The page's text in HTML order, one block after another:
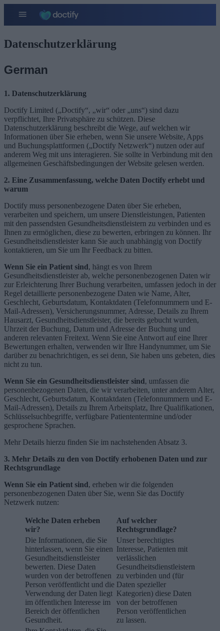
Datenschutzerklärung
German
1. Datenschutzerklärung
Doctify Limited („Doctify“, „wir“ oder „uns“) sind dazu
verpflichtet, Ihre Privatsphäre zu schützen. Diese
Datenschutzerklärung beschreibt die Wege, auf welchen wir
Informationen über Sie erheben, wenn Sie unsere Website, Apps
und Buchungsplattformen („Doctify Netzwerk“) nutzen oder auf
anderem Weg mit uns interagieren. Sie sollte in Verbindung mit den
allgemeinen Geschäftsbedingungen der Website gelesen werden.
2. Eine Zusammenfassung, welche Daten Doctify erhebt und
warum
Doctify muss personenbezogene Daten über Sie erheben,
verarbeiten und speichern, um unsere Dienstleistungen, Patienten
mit den passendsten Gesundheitsdienstleistern zu verbinden und es
Ihnen zu ermöglichen, diese zu bewerten, erbringen zu können. Ihr
Gesundheitsdienstleister kann Sie auch unabhängig von Doctify
kontaktieren, um Sie um Ihr Feedback zu bitten.
Wenn Sie ein Patient sind, hängt es von Ihrem
Gesundheitsdienstleister ab, welche personenbezogenen Daten wir
zur Erleichterung Ihrer Buchung verarbeiten, umfassen jedoch in der
Regel detaillierte personenbezogene Daten wie Name, Alter,
Geschlecht, Geburtsdatum, Kontaktdaten (Telefonnummern und E-
Mail-Adressen), Versicherungsnummer, Adresse, Details zu Ihrem
Hausarzt, Gesundheitsdienstleister, die bereits gebucht wurden,
Uhrzeit der Buchung, Datum und Adresse der Buchung und
anderen relevanten Freitext. Wenn Sie eine Antwort auf eine Ihrer
Bewertungen erhalten, verwenden wir Ihre Handynummer, um Sie
darüber zu benachrichtigen, es sei denn, Sie haben uns gebeten, dies
nicht zu tun.
Wenn Sie ein Gesundheitsdienstleister sind, umfassen die
personenbezogenen Daten, die wir verarbeiten, unter anderem Alter,
Geschlecht, Geburtsdatum, Kontaktdaten (Telefonnummern und E-
Mail-Adressen), Details zu Ihrem Arbeitsplatz, Ihre Qualifikationen,
Schlüsselsuchbegriffe, verfügbare Patiententermine und/oder
gesprochene Sprachen.
Mehr Details hierzu finden Sie im nachstehenden Absatz 3.
3. Mehr Details zu den von Doctify erhobenen Daten und zur
Rechtsgrundlage
Wenn Sie ein Patient sind, erheben wir die folgenden
personenbezogenen Daten über Sie, wenn Sie das Doctify
Netzwerk nutzen:
Welche Daten erheben
wir?
Auf welcher
Rechtsgrundlage?
Die Informationen, die Sie
hinterlassen, wenn Sie einen
Gesundheitsdienstleister
bewerten. Diese Daten
wurden von der betroffenen
Person veröffentlicht und die
Verwendung der Daten liegt
im öffentlichen Interesse im
Bereich der öffentlichen
Gesundheit.
Unser berechtigtes
Interesse, Patienten mit
verlässlichen
Gesundheitsdienstleistern
zu verbinden und (für
Daten spezieller
Kategorien) diese Daten
von der betroffenen
Person veröffentlichen
zu lassen.